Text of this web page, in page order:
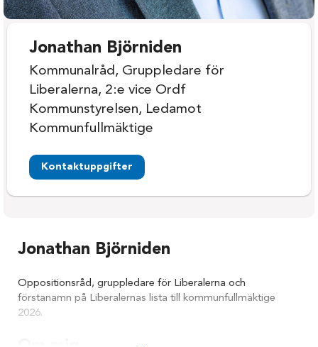
Jonathan Björniden
Kommunalråd, Gruppledare för
Liberalerna, 2:e vice Ordf
Kommunstyrelsen, Ledamot
Kommunfullmäktige
Kontaktuppgifter
Jonathan Björniden
Oppositionsråd, gruppledare för Liberalerna och
förstanamn på Liberalernas lista till kommunfullmäktige
2026.